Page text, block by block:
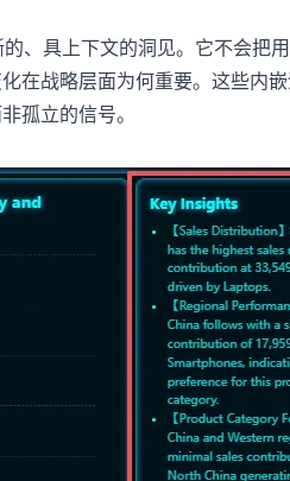
、具上下文的洞见。它不会把
在战略层面为何重要。这些内
孤立的信号。